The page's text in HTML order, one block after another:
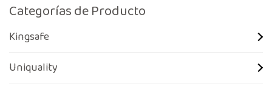
Categorías de Producto
Kingsafe
Uniquality